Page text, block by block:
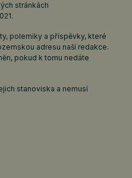
stránkách
polemiky a příspěvky, které
adresu naší redakce.
pokud k tomu nedáte
stanoviska a nemusí